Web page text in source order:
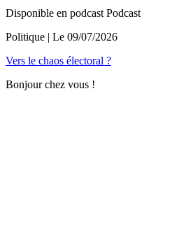
Disponible en podcast Podcast
Politique | Le 09/07/2026
Vers le chaos électoral ?
Bonjour chez vous !